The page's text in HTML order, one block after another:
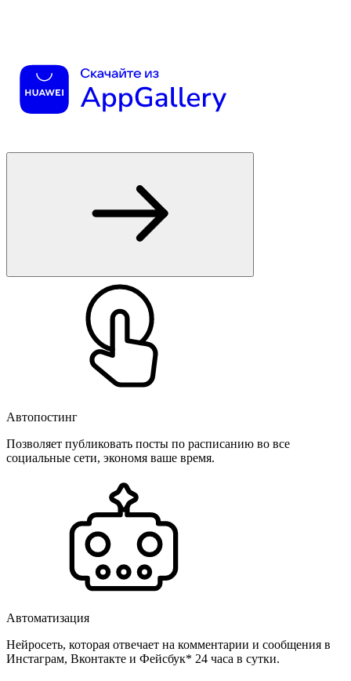
Автопостинг
Позволяет публиковать посты по расписанию во все
социальные сети, экономя ваше время.
Автоматизация
Нейросеть, которая отвечает на комментарии и сообщения в
Инстаграм, Вконтакте и Фейсбук* 24 часа в сутки.